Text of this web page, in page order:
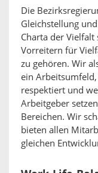
Die
Gleichstellung
Charta der
Vorreitern für
zu gehören. Wir
ein
respektiert und
Arbeitgeber
Bereichen. Wir
bieten allen
gleichen